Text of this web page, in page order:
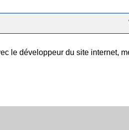
le développeur du site internet,